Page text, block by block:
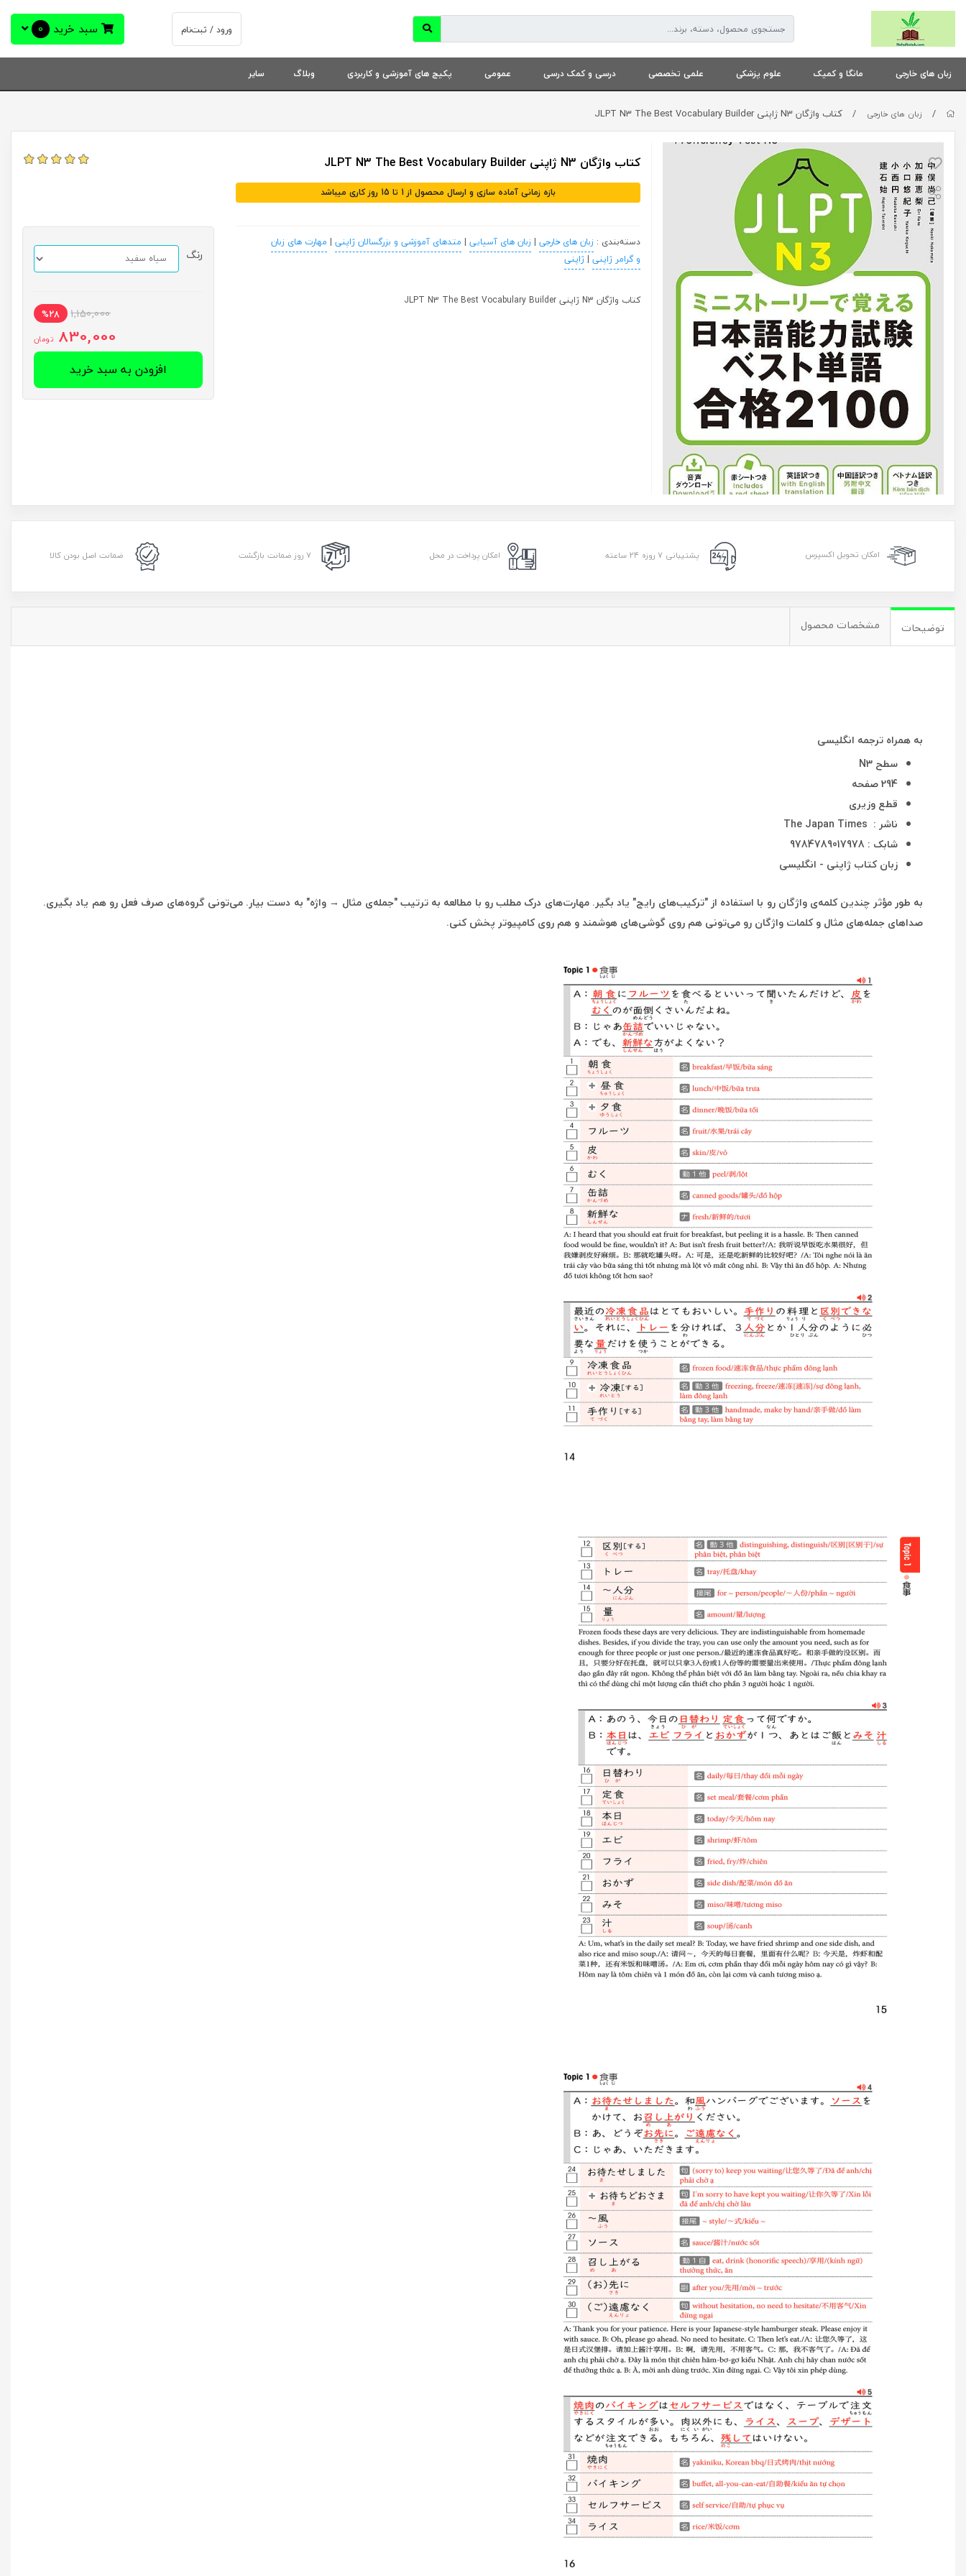
ورود / ثبت‌نام سبد خرید 0
زبان های خارجی مانگا و کمیک علوم پزشکی علمی تخصصی درسی و کمک درسی عمومی پکیج های آموزشی و کاربردی وبلاگ سایر
/ زبان های خارجی / کتاب واژگان N3 ژاپنی JLPT N3 The Best Vocabulary Builder
کتاب واژگان N3 ژاپنی JLPT N3 The Best Vocabulary Builder
بازه زمانی آماده سازی و ارسال محصول از 1 تا 15 روز کاری میباشد
دسته‌بندی : زبان های خارجی | زبان های آسیایی | متدهای آموزشی و بزرگسالان ژاپنی | مهارت های زبان
و گرامر ژاپنی |ژاپنی
کتاب واژگان N3 ژاپنی JLPT N3 The Best Vocabulary Builder
رنگ
1,150,000
%28
830,000 تومان
افزودن به سبد خرید
امکان تحویل اکسپرس پشتیبانی ۷ روزه ۲۴ ساعته امکان پرداخت در محل ۷ روز ضمانت بازگشت ضمانت اصل بودن کالا
توضیحات مشخصات محصول
به همراه ترجمه انگلیسی
سطح N3
294 صفحه
قطع وزیری
ناشر : The Japan Times
شابک : 9784789017978
زبان کتاب ژاپنی - انگلیسی
به طور مؤثر چندین کلمه‌ی واژگان رو با استفاده از "ترکیب‌های رایج" یاد بگیر. مهارت‌های درک مطلب رو با مطالعه به ترتیب "جمله‌ی مثال → واژه" به دست بیار. می‌تونی گروه‌های صرف فعل رو هم یاد بگیری.
صداهای جمله‌های مثال و کلمات واژگان رو می‌تونی هم روی گوشی‌های هوشمند و هم روی کامپیوتر پخش کنی.